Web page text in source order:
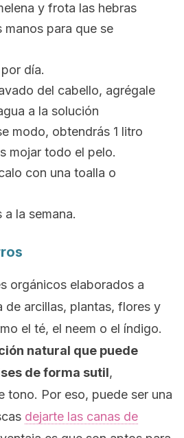
y frota las hebras
manos para que se
día.
del cabello, agrégale
a la solución
modo, obtendrás 1 litro
mojar todo el pelo.
con una toalla o
la semana.
orgánicos elaborados a
de arcillas, plantas, flores y
el té, el neem o el índigo.
natural que puede
de forma sutil,
tono. Por eso, puede ser una
dejarte las canas de